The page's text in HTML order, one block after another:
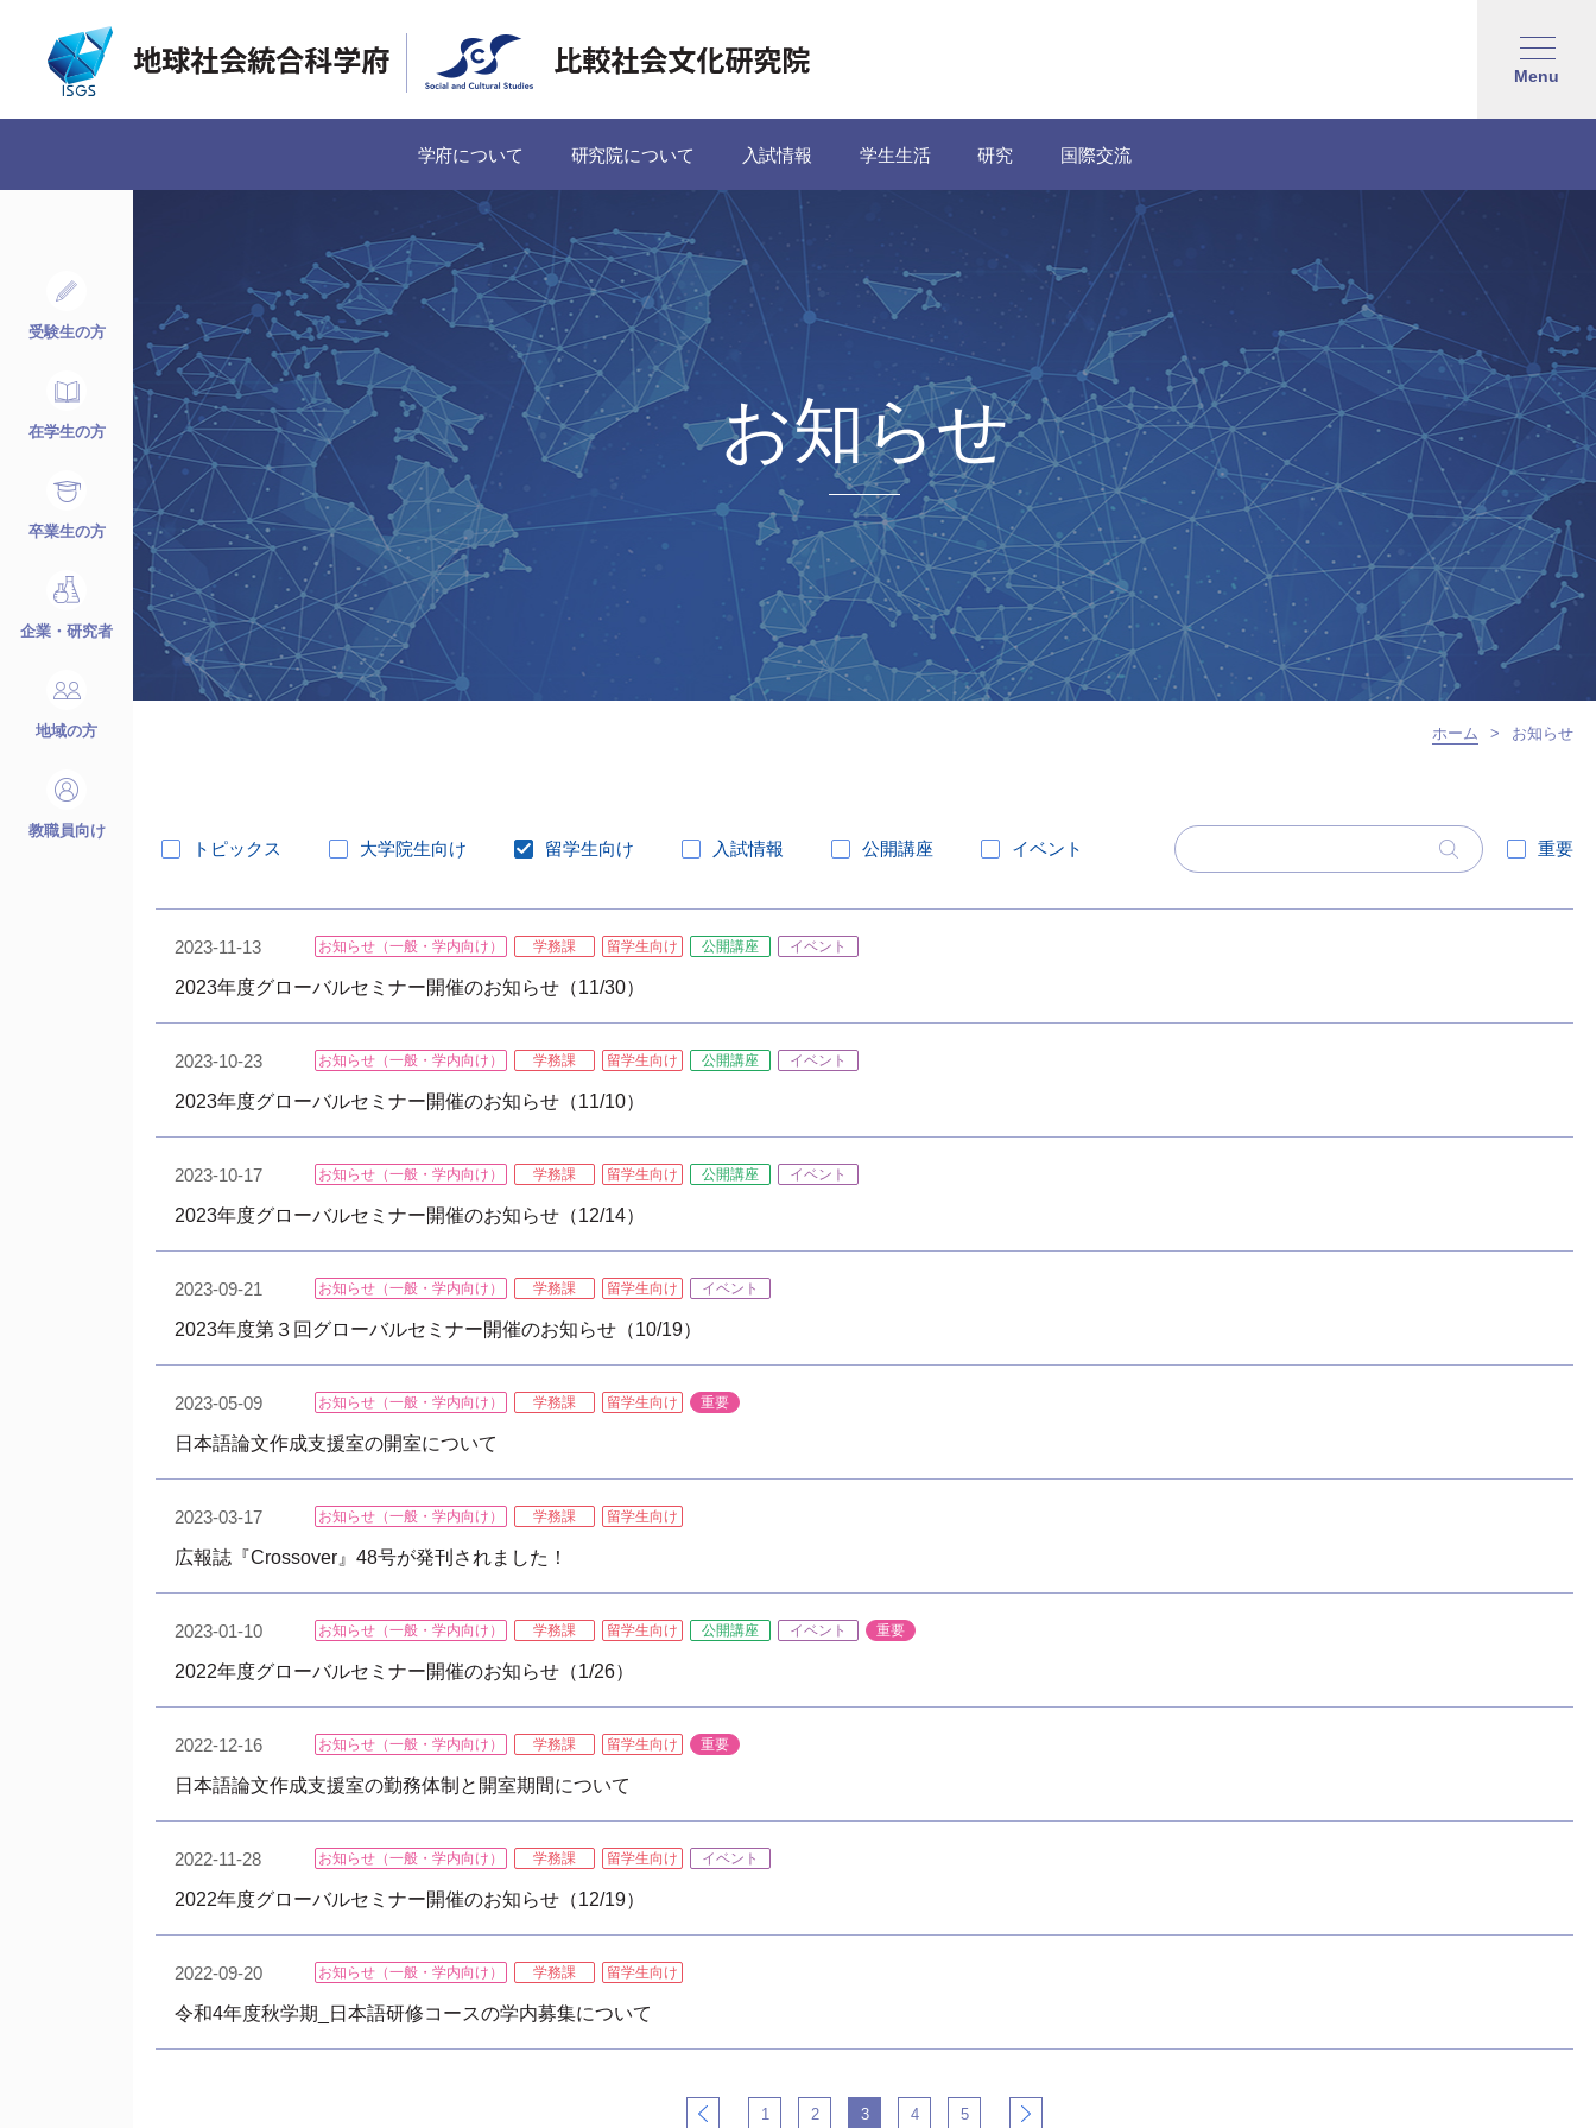
受験生の方
在学生の方
卒業生の方
企業・研究者
地域の方
教職員向け
Menu
学府について 研究院について 入試情報 学生生活 研究 国際交流
お知らせ
ホーム > お知らせ
重要
トピックス 大学院生向け 留学生向け 入試情報 公開講座 イベント
2023-11-13 お知らせ（一般・学内向け） 学務課 留学生向け 公開講座 イベント
2023年度グローバルセミナー開催のお知らせ（11/30）
2023-10-23 お知らせ（一般・学内向け） 学務課 留学生向け 公開講座 イベント
2023年度グローバルセミナー開催のお知らせ（11/10）
2023-10-17 お知らせ（一般・学内向け） 学務課 留学生向け 公開講座 イベント
2023年度グローバルセミナー開催のお知らせ（12/14）
2023-09-21 お知らせ（一般・学内向け） 学務課 留学生向け イベント
2023年度第３回グローバルセミナー開催のお知らせ（10/19）
2023-05-09 お知らせ（一般・学内向け） 学務課 留学生向け 重要
日本語論文作成支援室の開室について
2023-03-17 お知らせ（一般・学内向け） 学務課 留学生向け
広報誌『Crossover』48号が発刊されました！
2023-01-10 お知らせ（一般・学内向け） 学務課 留学生向け 公開講座 イベント 重要
2022年度グローバルセミナー開催のお知らせ（1/26）
2022-12-16 お知らせ（一般・学内向け） 学務課 留学生向け 重要
日本語論文作成支援室の勤務体制と開室期間について
2022-11-28 お知らせ（一般・学内向け） 学務課 留学生向け イベント
2022年度グローバルセミナー開催のお知らせ（12/19）
2022-09-20 お知らせ（一般・学内向け） 学務課 留学生向け
令和4年度秋学期_日本語研修コースの学内募集について
1 2 3 4 5